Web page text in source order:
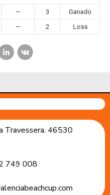
— 3
Ganado
— 2 Loss
Travessera. 46530
749 008